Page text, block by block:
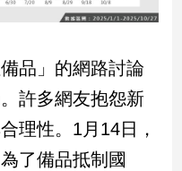
品」的網路討論
許多網友抱怨新
理性。1月14日，
了備品抵制國